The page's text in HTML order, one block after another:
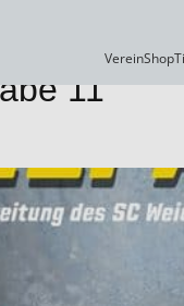
VereinShop
11